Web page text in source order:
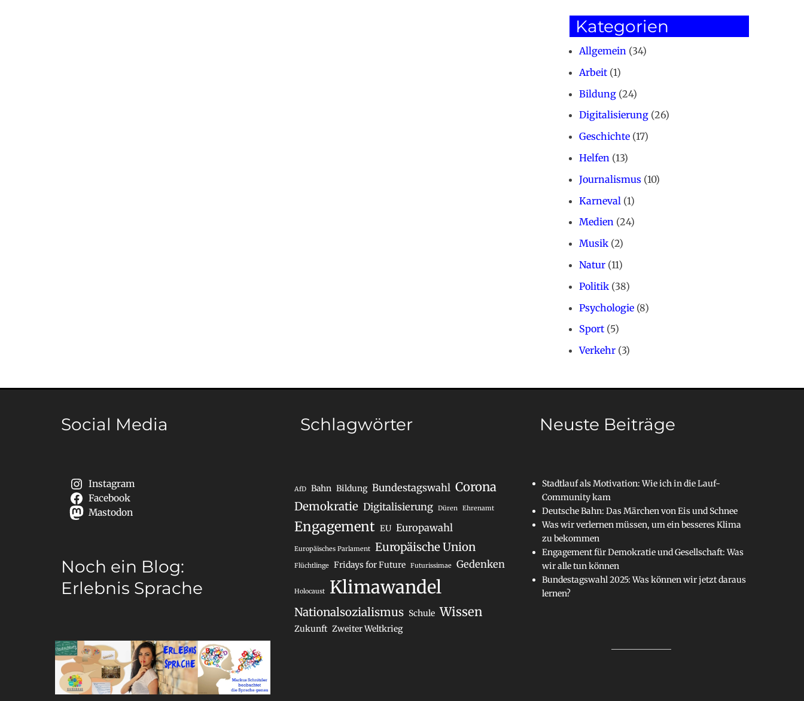
Kategorien
Allgemein (34)
Arbeit (1)
Bildung (24)
Digitalisierung (26)
Geschichte (17)
Helfen (13)
Journalismus (10)
Karneval (1)
Medien (24)
Musik (2)
Natur (11)
Politik (38)
Psychologie (8)
Sport (5)
Verkehr (3)
Social Media
Instagram
Facebook
Mastodon
Noch ein Blog:
Erlebnis Sprache
Schlagwörter
AfD Bahn Bildung Bundestagswahl Corona
Demokratie Digitalisierung Düren Ehrenamt
Engagement EU Europawahl
Europäisches Parlament Europäische Union
Flüchtlinge Fridays for Future Futurissimae Gedenken
Holocaust Klimawandel
Nationalsozialismus Schule Wissen
Zukunft Zweiter Weltkrieg
Neuste Beiträge
Stadtlauf als Motivation: Wie ich in die Lauf-
Community kam
Deutsche Bahn: Das Märchen von Eis und Schnee
Was wir verlernen müssen, um ein besseres Klima
zu bekommen
Engagement für Demokratie und Gesellschaft: Was
wir alle tun können
Bundestagswahl 2025: Was können wir jetzt daraus
lernen?